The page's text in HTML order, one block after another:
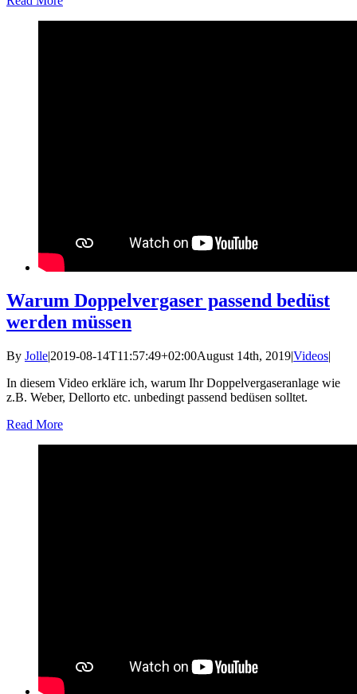
Warum Doppelvergaser passend bedüst
werden müssen
By Jolle|2019-08-14T11:57:49+02:00August 14th, 2019|Videos|
In diesem Video erkläre ich, warum Ihr Doppelvergaseranlage wie
z.B. Weber, Dellorto etc. unbedingt passend bedüsen solltet.
Read More